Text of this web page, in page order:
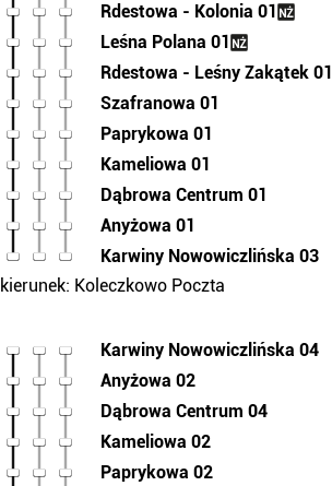
Rdestowa - Kolonia 01
Leśna Polana 01
Rdestowa - Leśny Zakątek 01
Szafranowa 01
Paprykowa 01
Kameliowa 01
Dąbrowa Centrum 01
Anyżowa 01
Karwiny Nowowiczlińska 03
kierunek: Koleczkowo Poczta
Karwiny Nowowiczlińska 04
Anyżowa 02
Dąbrowa Centrum 04
Kameliowa 02
Paprykowa 02